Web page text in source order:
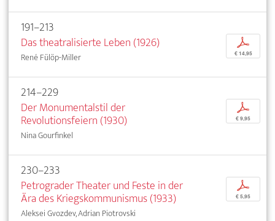
191–213
Das theatralisierte Leben (1926)
René Fülöp-Miller
p
€ 14,95
214–229
Der Monumentalstil der
Revolutionsfeiern (1930)
Nina Gourfinkel
p
€ 9,95
230–233
Petrograder Theater und Feste in der
Ära des Kriegskommunismus (1933)
Aleksei Gvozdev, Adrian Piotrovski
p
€ 5,95